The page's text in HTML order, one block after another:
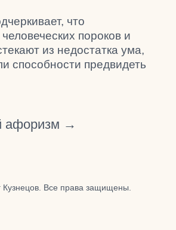
что
пороков и
из недостатка ума,
способности предвидеть
афоризм →
Все права защищены.